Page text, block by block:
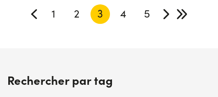
1 2 3 4 5
Rechercher par tag